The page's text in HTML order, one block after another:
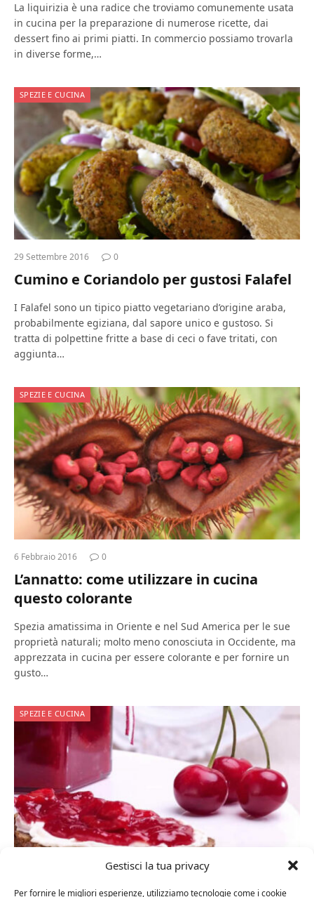
Gestisci la tua privacy
Per fornire le migliori esperienze, utilizziamo tecnologie come i cookie
La liquirizia è una radice che troviamo comunemente usata
in cucina per la preparazione di numerose ricette, dai
dessert fino ai primi piatti. In commercio possiamo trovarla
in diverse forme,…
SPEZIE E CUCINA
29 Settembre 2016 0
Cumino e Coriandolo per gustosi Falafel
I Falafel sono un tipico piatto vegetariano d’origine araba,
probabilmente egiziana, dal sapore unico e gustoso. Si
tratta di polpettine fritte a base di ceci o fave tritati, con
aggiunta…
SPEZIE E CUCINA
6 Febbraio 2016 0
L’annatto: come utilizzare in cucina
questo colorante
Spezia amatissima in Oriente e nel Sud America per le sue
proprietà naturali; molto meno conosciuta in Occidente, ma
apprezzata in cucina per essere colorante e per fornire un
gusto…
SPEZIE E CUCINA